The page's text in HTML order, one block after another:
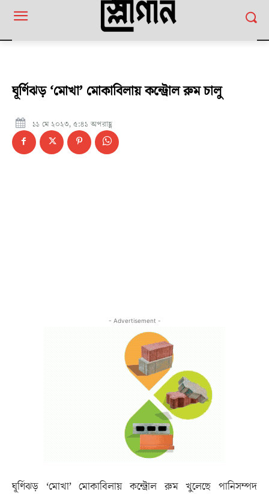
ঘূর্ণিঝড় ‘মোখা’ মোকাবিলায় কন্ট্রোল রুম চালু
১১ মে ২০২৩, ৫:৪১ অপরাহ্ণ
- Advertisement -
ঘূর্ণিঝড় ‘মোখা’ মোকাবিলায় কন্ট্রোল রুম খুলেছে পানিসম্পদ